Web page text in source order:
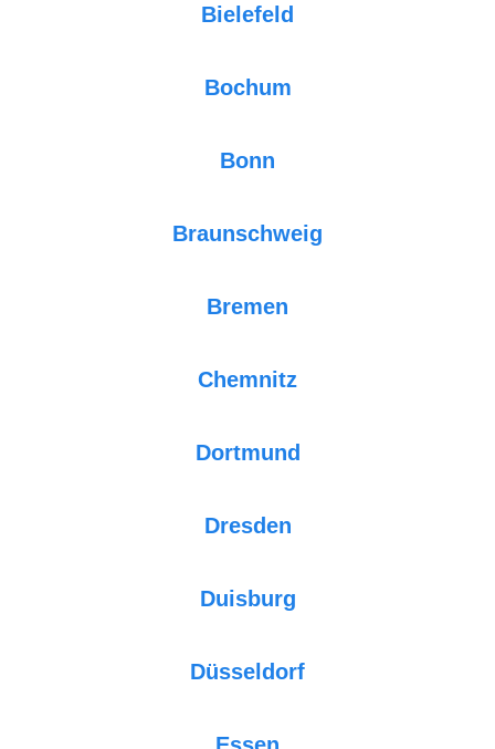
Bielefeld
Bochum
Bonn
Braunschweig
Bremen
Chemnitz
Dortmund
Dresden
Duisburg
Düsseldorf